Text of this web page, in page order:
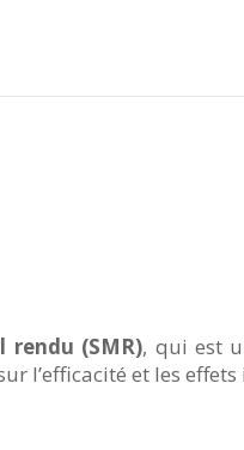
rendu (SMR), qui est
l’efficacité et les